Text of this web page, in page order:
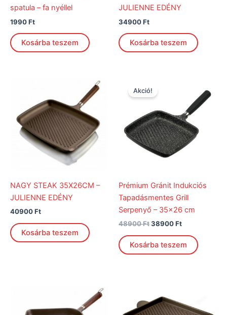
spatula – fa nyéllel
1990Ft
Kosárba teszem
JULIENNE EDÉNY
34900Ft
Kosárba teszem
NAGY STEAK 35X26CM –
JULIENNE EDÉNY
40900Ft
Kosárba teszem
Akció!
Prémium Gránit Indukciós
Tapadásmentes Grill
Serpenyő – 35×26 cm
48900Ft
price
was:
38900Ft
38900 Ft.
Kosárba teszem